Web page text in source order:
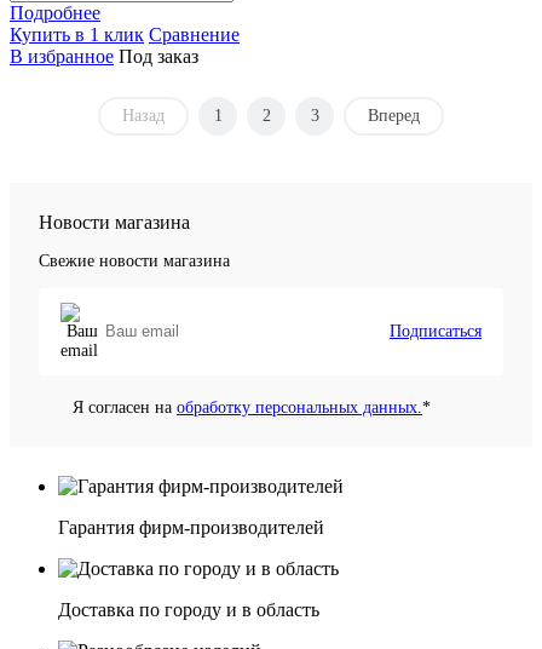
Подробнее
Купить в 1 клик Сравнение
В избранное Под заказ
Назад 1 2 3 Вперед
Новости магазина
Свежие новости магазина
Подписаться
Я согласен на обработку персональных данных.*
Гарантия фирм-производителей
Доставка по городу и в область